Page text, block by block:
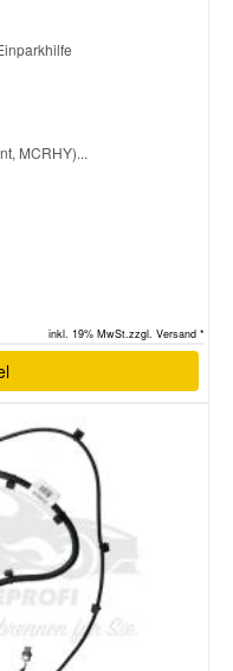
MCRHY)...
inkl. 19% MwSt.zzgl. Versand *